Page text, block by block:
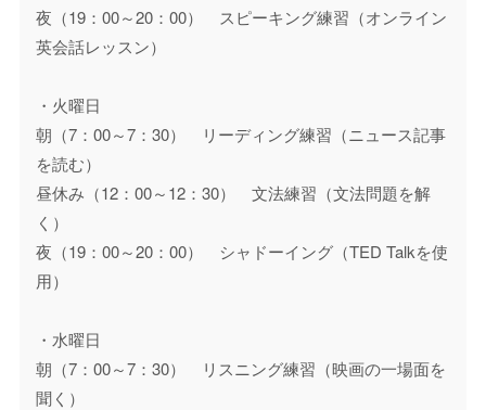
夜（19：00～20：00） スピーキング練習（オンライン
英会話レッスン）
・火曜日
朝（7：00～7：30） リーディング練習（ニュース記事
を読む）
昼休み（12：00～12：30） 文法練習（文法問題を解
く）
夜（19：00～20：00） シャドーイング（TED Talkを使
用）
・水曜日
朝（7：00～7：30） リスニング練習（映画の一場面を
聞く）